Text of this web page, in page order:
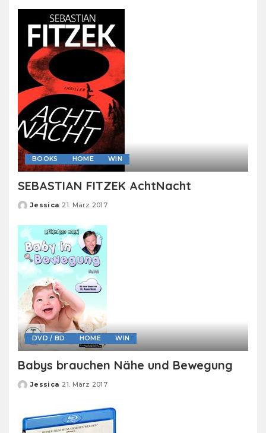
BOOKS HOME WIN
SEBASTIAN FITZEK AchtNacht
Posted
Jessica 21. März 2017
DVD / BD HOME WIN
Babys brauchen Nähe und Bewegung
Posted
Jessica 21. März 2017